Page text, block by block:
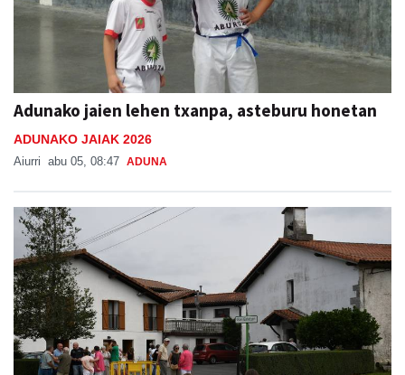
Adunako jaien lehen txanpa, asteburu honetan
ADUNAKO JAIAK 2026
Aiurri abu 05, 08:47 ADUNA